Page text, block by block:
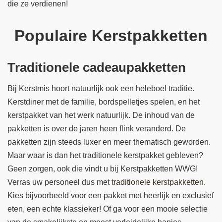
die ze verdienen!
Populaire Kerstpakketten
Traditionele cadeaupakketten
Bij Kerstmis hoort natuurlijk ook een heleboel traditie.
Kerstdiner met de familie, bordspelletjes spelen, en het
kerstpakket van het werk natuurlijk. De inhoud van de
pakketten is over de jaren heen flink veranderd. De
pakketten zijn steeds luxer en meer thematisch geworden.
Maar waar is dan het traditionele kerstpakket gebleven?
Geen zorgen, ook die vindt u bij Kerstpakketten WWG!
Verras uw personeel dus mettraditionele kerstpakketten.
Kies bijvoorbeeld voor een pakket met heerlijk en exclusief
eten, een echte klassieker! Of ga voor een mooie selectie